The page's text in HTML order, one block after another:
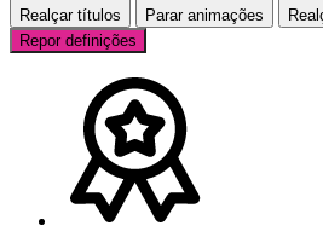
Realçar títulos Parar animações
Repor definições